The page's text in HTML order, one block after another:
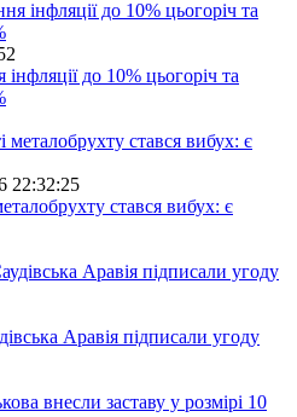
до 10% цьогоріч та
22:32:25
стався вибух: є
Аравія підписали угоду